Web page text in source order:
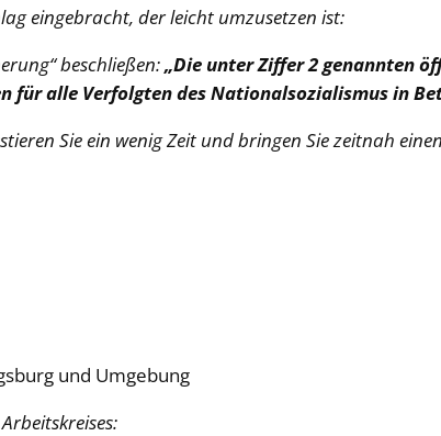
eingebracht, der leicht umzusetzen ist:
beschließen:„Die unter Ziffer 2 genannten
für alle Verfolgten des Nationalsozialismus in
Sie ein wenig Zeit und bringen Sie zeitnah
und Umgebung